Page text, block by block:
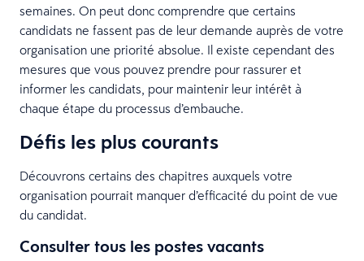
semaines. On peut donc comprendre que certains
candidats ne fassent pas de leur demande auprès de votre
organisation une priorité absolue. Il existe cependant des
mesures que vous pouvez prendre pour rassurer et
informer les candidats, pour maintenir leur intérêt à
chaque étape du processus d’embauche.
Défis les plus courants
Découvrons certains des chapitres auxquels votre
organisation pourrait manquer d’efficacité du point de vue
du candidat.
Consulter tous les postes vacants